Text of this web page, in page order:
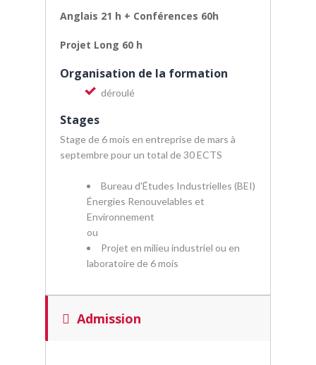
Anglais 21 h + Conférences 60h
Projet Long 60 h
Organisation de la formation
déroulé
Stages
Stage de 6 mois en entreprise de mars à
septembre pour un total de 30 ECTS
Bureau d'Études Industrielles (BEI)
Énergies Renouvelables et
Environnement
ou
Projet en milieu industriel ou en
laboratoire de 6 mois
Admission